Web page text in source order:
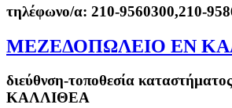
τηλέφωνο/α: 210-9560300,210-
ΜΕΖΕΔΟΠΩΛΕΙΟ ΕΝ
διεύθνση-τοποθεσία
ΚΑΛΛΙΘΕΑ